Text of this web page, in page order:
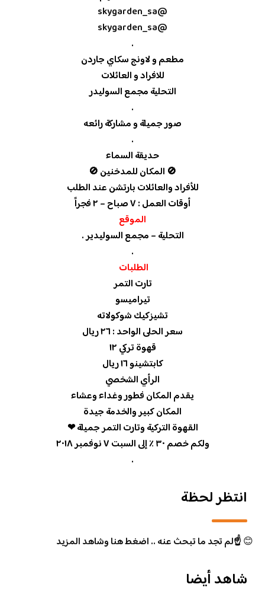
@skygarden_sa
@skygarden_sa
.
مطعم و لاونج سكاي جاردن
للافراد و العائلات
التحلية مجمع السوليدر
.
صور جميلة و مشاركة رائعه
.
حديقة السماء
🚫 المكان للمدخنين 🚫
للأفراد والعائلات بارتشن عند الطلب
أوقات العمل : ٧ صباح – ٢ فجراً
الموقع
التحلية – مجمع السوليدير .
.
الطلبات
تارت التمر
تيراميسو
تشيزكيك شوكولاته
سعر الحلى الواحد : ٢٦ ريال
قهوة تركي ١٢
كابتشينو ١٦ ريال
الرأي الشخصي
يقدم المكان فطور وغداء وعشاء
المكان كبير والخدمة جيدة
القهوة التركية وتارت التمر جميلة ❤
ولكم خصم ٣٠ ٪؜ إلى السبت ٧ نوفمبر ٢٠١٨
.
انتظر لحظة
😊☝️لم تجد ما تبحث عنه .. اضغط هنا وشاهد المزيد
شاهد أيضا